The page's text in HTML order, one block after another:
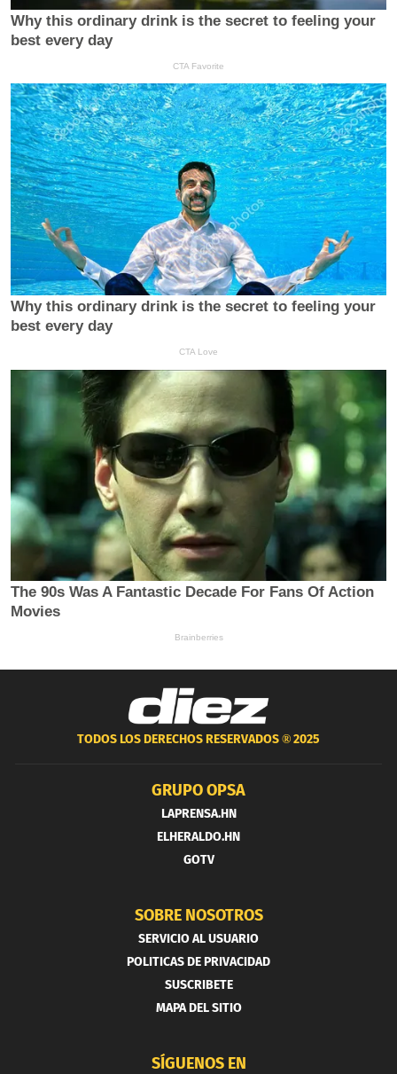
TODOS LOS DERECHOS RESERVADOS ®2025
GRUPO OPSA
LAPRENSA.HN
ELHERALDO.HN
GOTV
SOBRE NOSOTROS
SERVICIO AL USUARIO
POLITICAS DE PRIVACIDAD
SUSCRIBETE
MAPA DEL SITIO
SÍGUENOS EN